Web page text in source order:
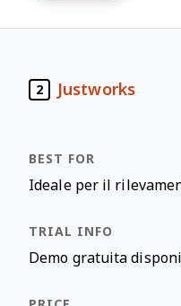
2 Justworks
Ideale per il
Demo gratuita